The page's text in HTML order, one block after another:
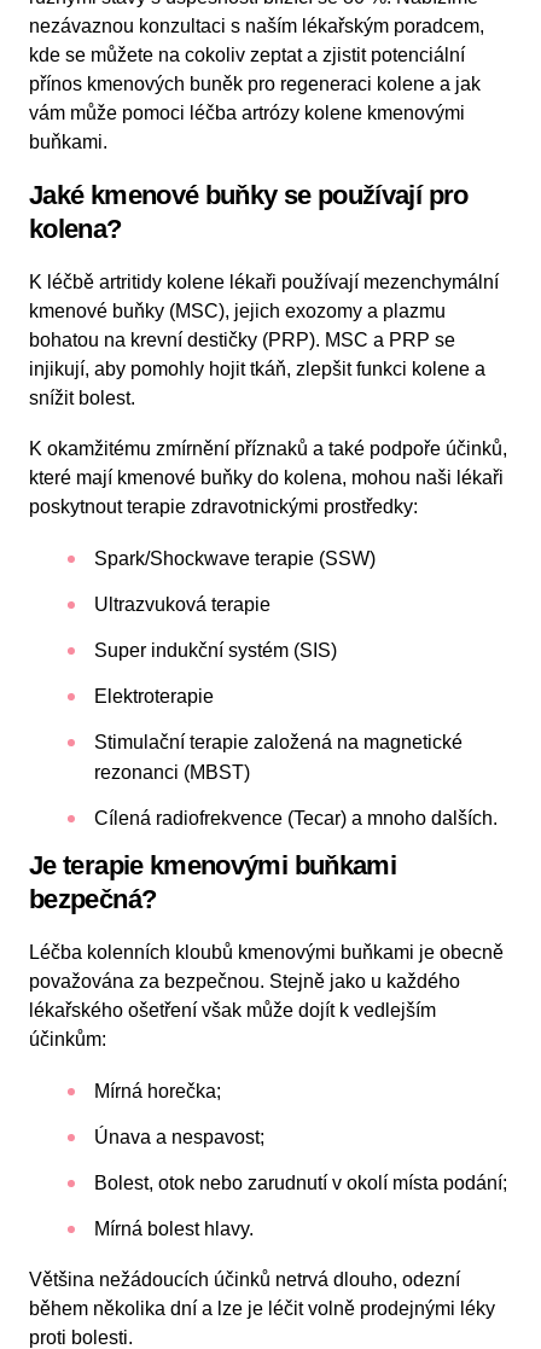
nezávaznou konzultaci s naším lékařským poradcem,
kde se můžete na cokoliv zeptat a zjistit potenciální
přínos kmenových buněk pro regeneraci kolene a jak
vám může pomoci léčba artrózy kolene kmenovými
buňkami.
Jaké kmenové buňky se používají pro
kolena?
K léčbě artritidy kolene lékaři používají mezenchymální
kmenové buňky (MSC), jejich exozomy a plazmu
bohatou na krevní destičky (PRP). MSC a PRP se
injikují, aby pomohly hojit tkáň, zlepšit funkci kolene a
snížit bolest.
K okamžitému zmírnění příznaků a také podpoře účinků,
které mají kmenové buňky do kolena, mohou naši lékaři
poskytnout terapie zdravotnickými prostředky:
Spark/Shockwave terapie (SSW)
Ultrazvuková terapie
Super indukční systém (SIS)
Elektroterapie
Stimulační terapie založená na magnetické
rezonanci (MBST)
Cílená radiofrekvence (Tecar) a mnoho dalších.
Je terapie kmenovými buňkami
bezpečná?
Léčba kolenních kloubů kmenovými buňkami je obecně
považována za bezpečnou. Stejně jako u každého
lékařského ošetření však může dojít k vedlejším
účinkům:
Mírná horečka;
Únava a nespavost;
Bolest, otok nebo zarudnutí v okolí místa podání;
Mírná bolest hlavy.
Většina nežádoucích účinků netrvá dlouho, odezní
během několika dní a lze je léčit volně prodejnými léky
proti bolesti.